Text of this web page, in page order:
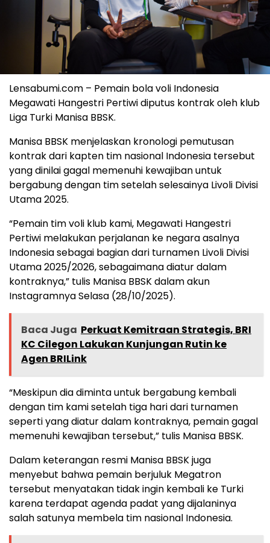
Lensabumi.com – Pemain bola voli Indonesia
Megawati Hangestri Pertiwi diputus kontrak oleh klub
Liga Turki Manisa BBSK.
Manisa BBSK menjelaskan kronologi pemutusan
kontrak dari kapten tim nasional Indonesia tersebut
yang dinilai gagal memenuhi kewajiban untuk
bergabung dengan tim setelah selesainya Livoli Divisi
Utama 2025.
“Pemain tim voli klub kami, Megawati Hangestri
Pertiwi melakukan perjalanan ke negara asalnya
Indonesia sebagai bagian dari turnamen Livoli Divisi
Utama 2025/2026, sebagaimana diatur dalam
kontraknya,” tulis Manisa BBSK dalam akun
Instagramnya Selasa (28/10/2025).
Baca Juga Perkuat Kemitraan Strategis, BRI
KC Cilegon Lakukan Kunjungan Rutin ke
Agen BRILink
“Meskipun dia diminta untuk bergabung kembali
dengan tim kami setelah tiga hari dari turnamen
seperti yang diatur dalam kontraknya, pemain gagal
memenuhi kewajiban tersebut,” tulis Manisa BBSK.
Dalam keterangan resmi Manisa BBSK juga
menyebut bahwa pemain berjuluk Megatron
tersebut menyatakan tidak ingin kembali ke Turki
karena terdapat agenda padat yang dijalaninya
salah satunya membela tim nasional Indonesia.